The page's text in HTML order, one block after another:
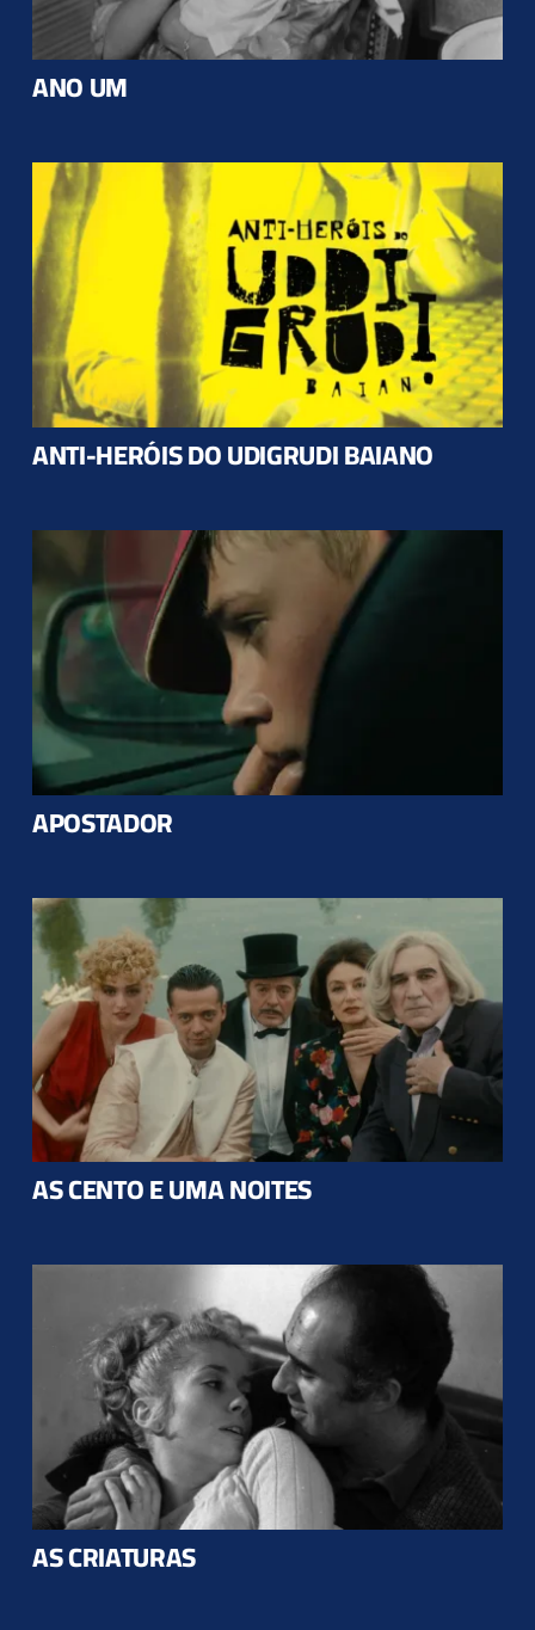
ANO UM
ANTI-HERÓIS DO UDIGRUDI BAIANO
APOSTADOR
AS CENTO E UMA NOITES
AS CRIATURAS